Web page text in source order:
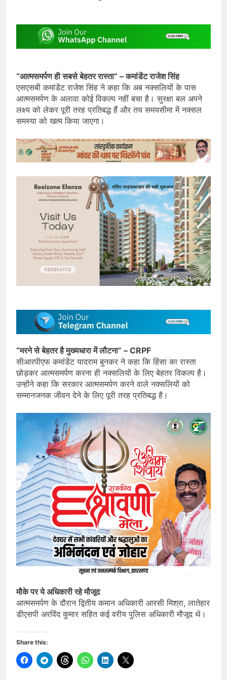
“आत्मसमर्पण ही सबसे बेहतर रास्ता” – कमांडेंट राजेश सिंह
एसएसबी कमांडेंट राजेश सिंह ने कहा कि अब नक्सलियों के पास
आत्मसमर्पण के अलावा कोई विकल्प नहीं बचा है। सुरक्षा बल अपने
लक्ष्य को लेकर पूरी तरह प्रतिबद्ध हैं और तय समयसीमा में नक्सल
समस्या को खत्म किया जाएगा।
“मरने से बेहतर है मुख्यधारा में लौटना” – CRPF
सीआरपीएफ कमांडेंट यादराम बुनकर ने कहा कि हिंसा का रास्ता
छोड़कर आत्मसमर्पण करना ही नक्सलियों के लिए बेहतर विकल्प है।
उन्होंने कहा कि सरकार आत्मसमर्पण करने वाले नक्सलियों को
सम्मानजनक जीवन देने के लिए पूरी तरह प्रतिबद्ध है।
मौके पर ये अधिकारी रहे मौजूद
आत्मसमर्पण के दौरान द्वितीय कमान अधिकारी आरसी मिश्रा, लातेहार
डीएसपी अरविंद कुमार सहित कई वरीय पुलिस अधिकारी मौजूद थे।
Share this: